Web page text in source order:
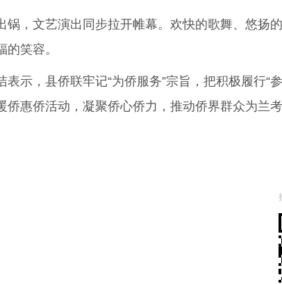
文艺演出同步拉开帷幕。欢快的歌舞、悠扬
笑容。
，县侨联牢记“为侨服务”宗旨，把积极履行“
侨惠侨活动，凝聚侨心侨力，推动侨界群众为兰